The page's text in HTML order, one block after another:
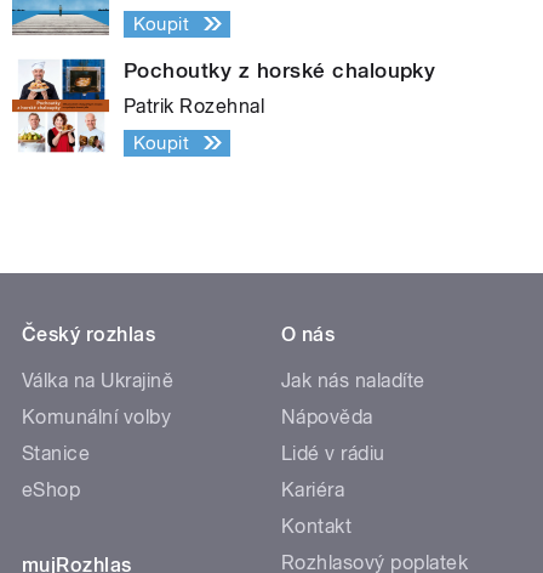
Koupit
Pochoutky z horské chaloupky
Patrik Rozehnal
Koupit
Český rozhlas
Válka na Ukrajině
Komunální volby
Stanice
eShop
mujRozhlas
O nás
Jak nás naladíte
Nápověda
Lidé v rádiu
Kariéra
Kontakt
Rozhlasový poplatek